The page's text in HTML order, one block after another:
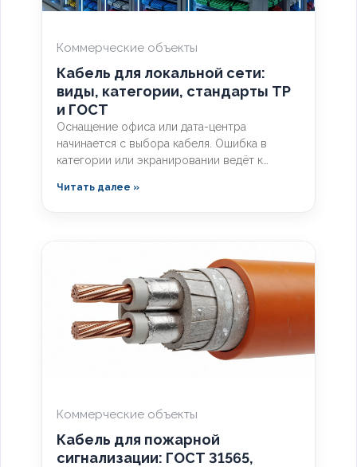
Коммерческие объекты
Кабель для локальной сети:
виды, категории, стандарты ТР
и ГОСТ
Оснащение офиса или дата-центра
начинается с выбора кабеля. Ошибка в
категории или экранировании ведёт к
несоответствию нормам. Разберём, какой
ГОСТ и техническим регламентам.
Читать далее »
Коммерческие объекты
Кабель для пожарной
сигнализации: ГОСТ 31565,